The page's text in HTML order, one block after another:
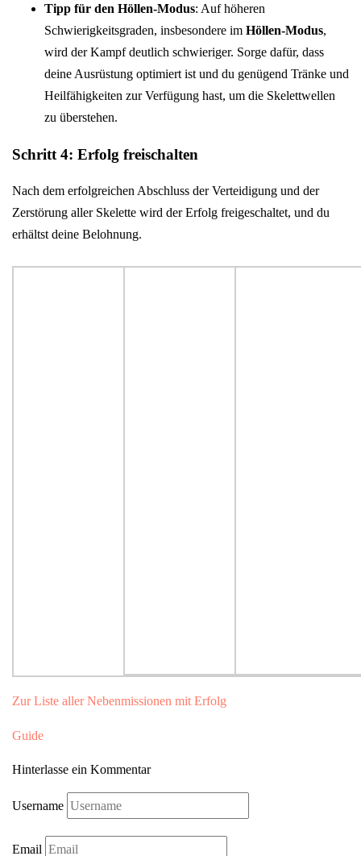
Tipp für den Höllen-Modus: Auf höheren
Schwierigkeitsgraden, insbesondere im Höllen-Modus,
wird der Kampf deutlich schwieriger. Sorge dafür, dass
deine Ausrüstung optimiert ist und du genügend Tränke und
Heilfähigkeiten zur Verfügung hast, um die Skelettwellen
zu überstehen.
Schritt 4: Erfolg freischalten
Nach dem erfolgreichen Abschluss der Verteidigung und der
Zerstörung aller Skelette wird der Erfolg freigeschaltet, und du
erhältst deine Belohnung.
Zur Liste aller Nebenmissionen mit Erfolg
Guide
Hinterlasse ein Kommentar
Username
Email